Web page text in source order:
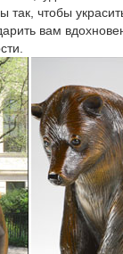
статуэток.
клик. Фигурка
так, чтобы
вам